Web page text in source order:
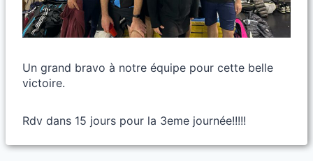
Un grand bravo à notre équipe pour cette belle
victoire.
Rdv dans 15 jours pour la 3eme journée!!!!!